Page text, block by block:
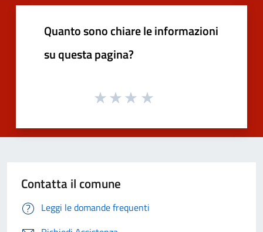
Quanto sono chiare le informazioni
su questa pagina?
Contatta il comune
Leggi le domande frequenti